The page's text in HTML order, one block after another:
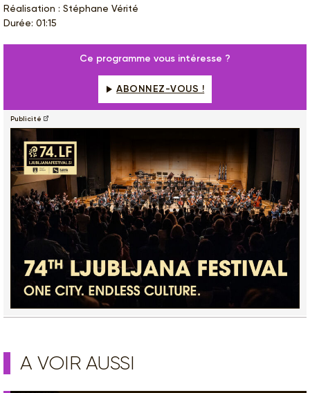
Réalisation : Stéphane Vérité
Durée: 01:15
Ce programme vous intéresse ?
ABONNEZ-VOUS !
Publicité
A VOIR AUSSI